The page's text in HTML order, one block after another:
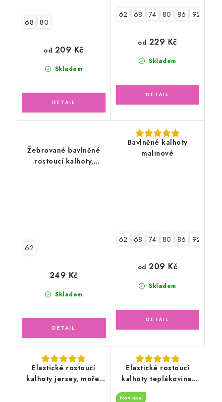
68 80
Skladem
od 209 Kč
62 68 74 80 86 92
Skladem
od 229 Kč
Žebrované bavlněné
rostoucí kalhoty,
62
Skladem
249 Kč
Bavlněné kalhoty
malinové
62 68 74 80 86 92
Skladem
od 209 Kč
Elastické rostoucí
kalhoty jersey, moře,
Elastické rostoucí
kalhoty teplákovina,
Novinka